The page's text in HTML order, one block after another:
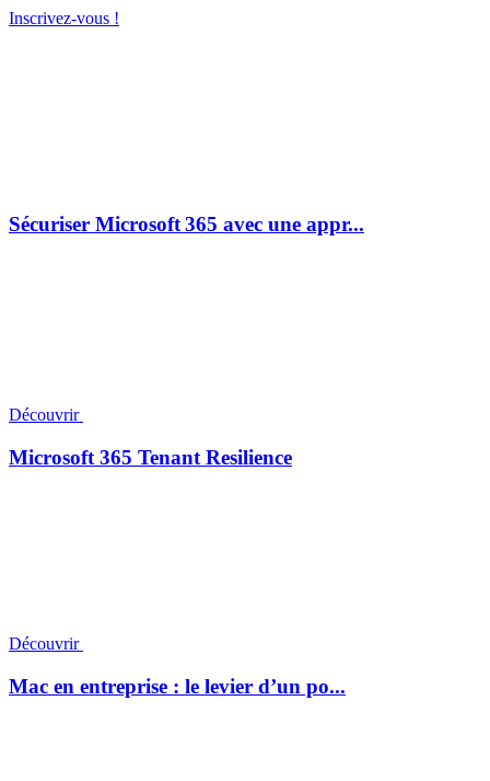
Inscrivez-vous !
Sécuriser Microsoft 365 avec une appr...
Découvrir
Microsoft 365 Tenant Resilience
Découvrir
Mac en entreprise : le levier d’un po...